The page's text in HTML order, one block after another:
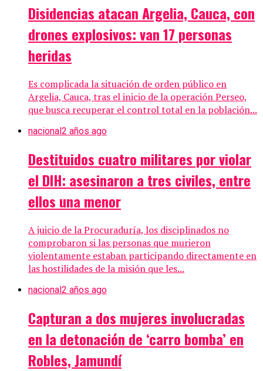
Disidencias atacan Argelia, Cauca, con
drones explosivos: van 17 personas
heridas
Es complicada la situación de orden público en
Argelia, Cauca, tras el inicio de la operación Perseo,
que busca recuperar el control total en la población...
nacional2 años ago
Destituidos cuatro militares por violar
el DIH: asesinaron a tres civiles, entre
ellos una menor
A juicio de la Procuraduría, los disciplinados no
comprobaron si las personas que murieron
violentamente estaban participando directamente en
las hostilidades de la misión que les...
nacional2 años ago
Capturan a dos mujeres involucradas
en la detonación de ‘carro bomba’ en
Robles, Jamundí